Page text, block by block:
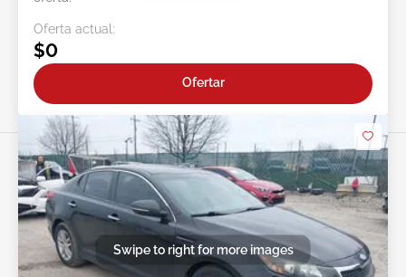
Oferta actual:
$0
Ofertar
Swipe to right for more images